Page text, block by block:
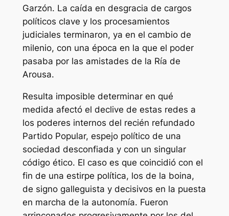
Garzón. La caída en desgracia de cargos
políticos clave y los procesamientos
judiciales terminaron, ya en el cambio de
milenio, con una época en la que el poder
pasaba por las amistades de la Ría de
Arousa.
Resulta imposible determinar en qué
medida afectó el declive de estas redes a
los poderes internos del recién refundado
Partido Popular, espejo político de una
sociedad desconfiada y con un singular
código ético. El caso es que coincidió con el
fin de una estirpe política, los de la boina,
de signo galleguista y decisivos en la puesta
en marcha de la autonomía. Fueron